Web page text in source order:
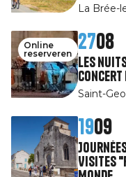
La Brée-
Online
reserveren
2708
Les
Concert
Saint-
1909
Visites